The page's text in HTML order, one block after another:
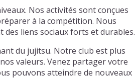
Nos activités sont conçues
à la compétition. Nous
liens sociaux forts et durables.
du jujitsu. Notre club est plus
valeurs. Venez partager votre
pouvons atteindre de nouveaux